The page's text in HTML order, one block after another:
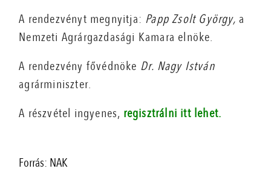
A rendezvényt megnyitja: Papp Zsolt György, a
Nemzeti Agrárgazdasági Kamara elnöke.
A rendezvény fővédnöke Dr. Nagy István
agrárminiszter.
A részvétel ingyenes, regisztrálni itt lehet.
Forrás: NAK